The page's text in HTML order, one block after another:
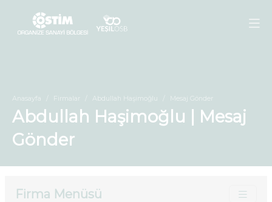
Anasayfa Firmalar Abdullah Haşimoğlu Mesaj Gönder
Abdullah Haşimoğlu | Mesaj
Gönder
Firma Menüsü